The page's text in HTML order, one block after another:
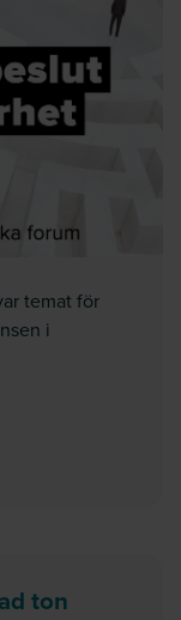
temat för
i
ton